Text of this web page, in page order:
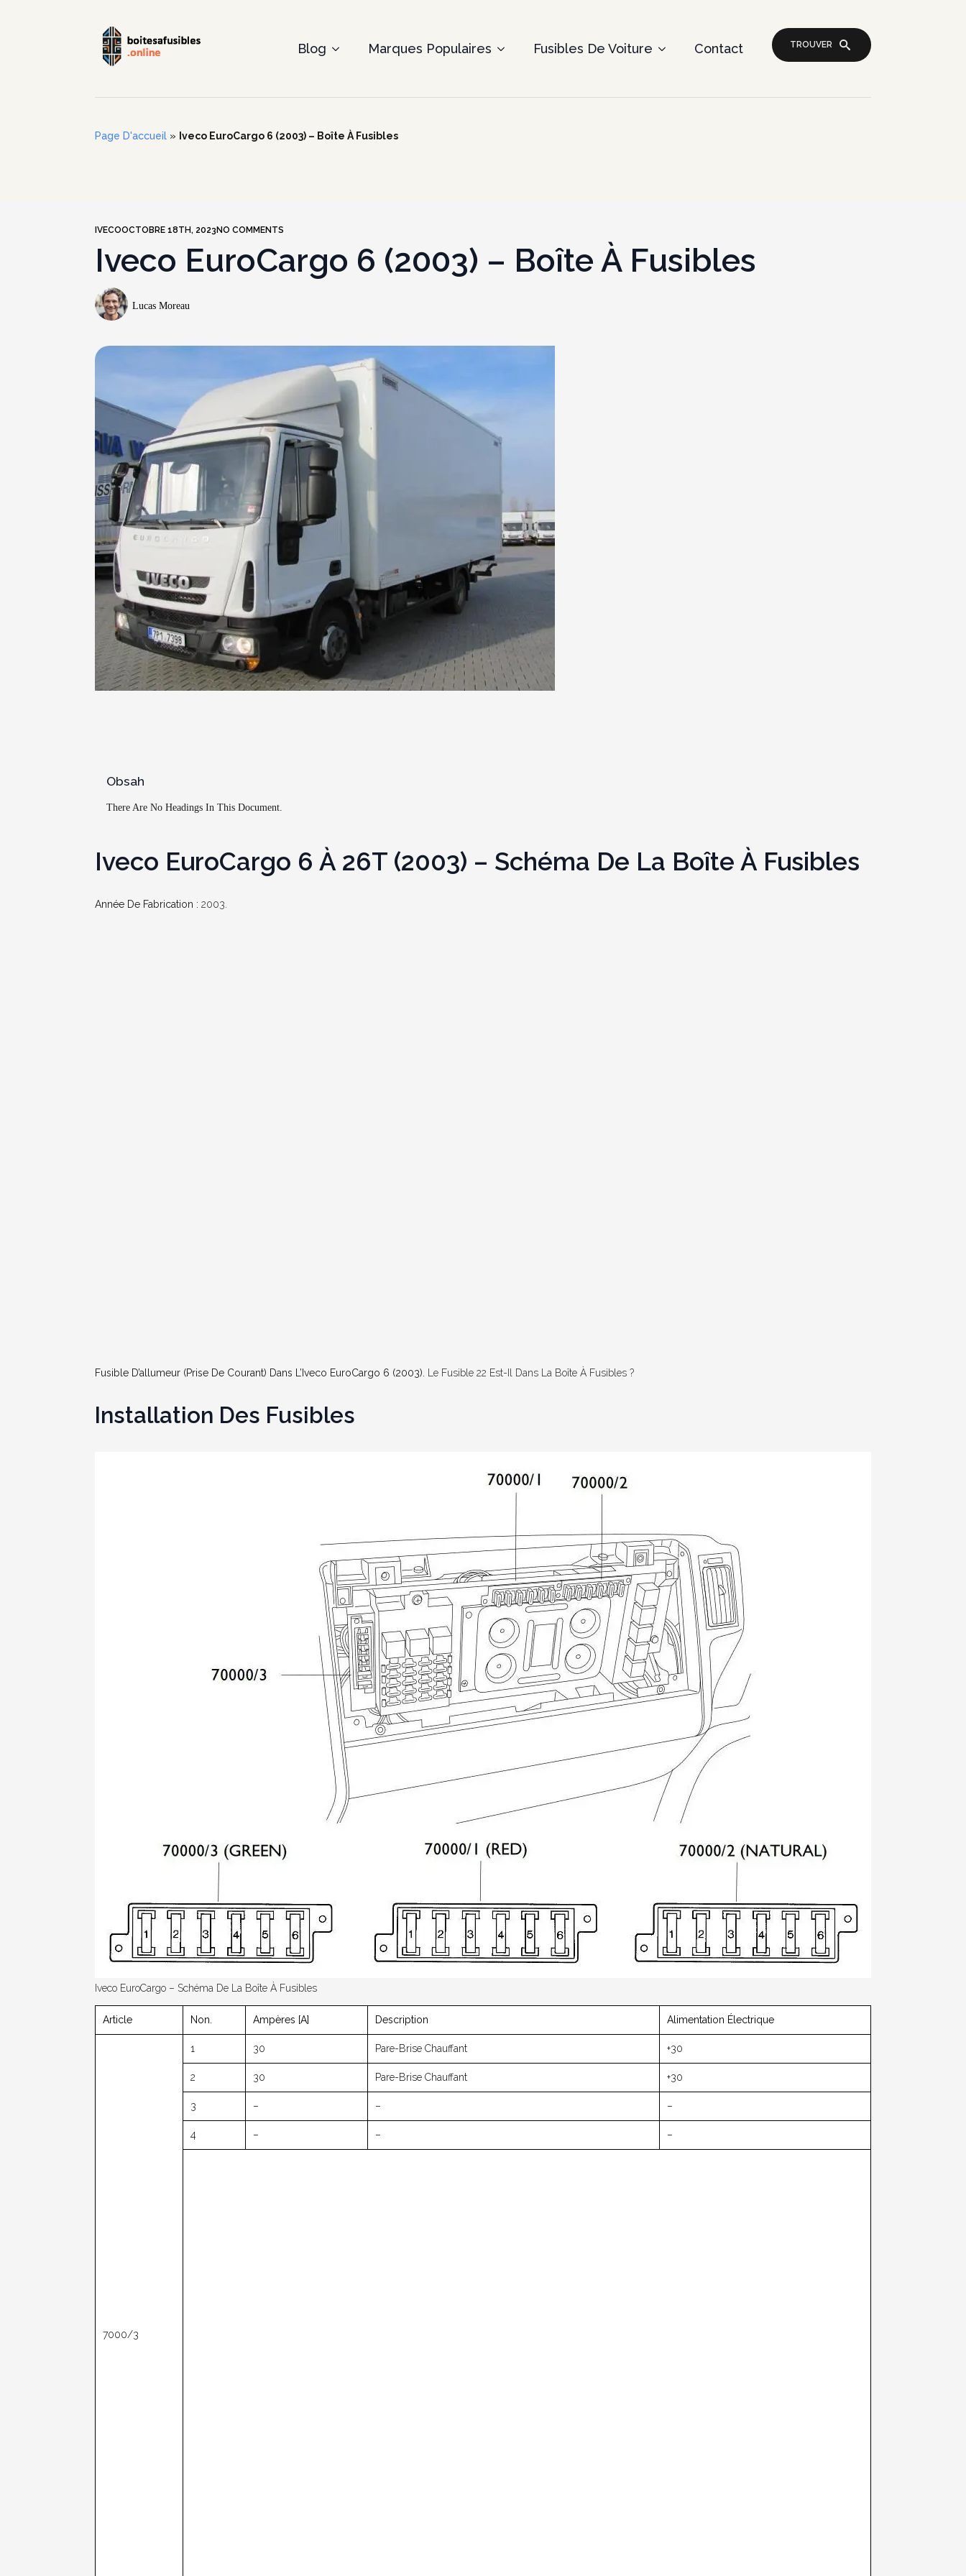
Blog Marques Populaires Fusibles De Voiture Contact TROUVER
Page D'accueil » Iveco EuroCargo 6 (2003) – Boîte À Fusibles
IVECOOCTOBRE 18TH, 2023 NO COMMENTS
Iveco EuroCargo 6 (2003) – Boîte À Fusibles
Lucas Moreau
Obsah
There Are No Headings In This Document.
Iveco EuroCargo 6 À 26T (2003) – Schéma De La Boîte À Fusibles
Année De Fabrication : 2003.
Fusible D’allumeur (prise De Courant) Dans L’Iveco EuroCargo 6 (2003). Le Fusible 22 Est-Il Dans La Boîte À Fusibles ?
Installation Des Fusibles
Iveco EuroCargo – Schéma De La Boîte À Fusibles
Article Non. Ampères [A] Description Alimentation Électrique
7000/3
1 30 Pare-Brise Chauffant +30
2 30 Pare-Brise Chauffant +30
3 – – –
4 – – –